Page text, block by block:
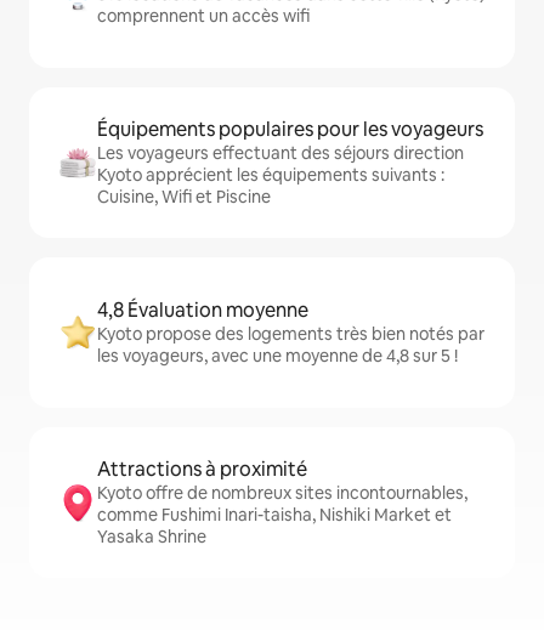
comprennent un accès wifi
Équipements populaires pour les voyageurs
Les voyageurs effectuant des séjours direction
Kyoto apprécient les équipements suivants :
Cuisine, Wifi et Piscine
4,8 Évaluation moyenne
Kyoto propose des logements très bien notés par
les voyageurs, avec une moyenne de 4,8 sur 5 !
Attractions à proximité
Kyoto offre de nombreux sites incontournables,
comme Fushimi Inari-taisha, Nishiki Market et
Yasaka Shrine